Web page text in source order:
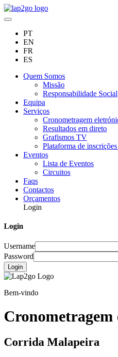
PT
EN
FR
ES
Quem Somos
Missão
Responsabilidade Social
Equipa
Serviços
Cronometragem
Resultados em direto
Grafismos TV
Plataforma de
Eventos
Lista de Eventos
Circuitos
Faqs
Contactos
Orçamentos
Login
Login
Username
Password
Login
Bem-vindo
Cronometragem
Corrida Malapeira